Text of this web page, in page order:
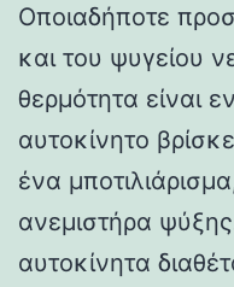
Οποιαδήποτε
και του ψυγείου
θερμότητα είναι
αυτοκίνητο
ένα
ανεμιστήρα
αυτοκίνητα